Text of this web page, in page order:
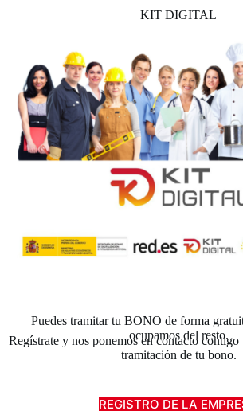
KIT DIGITAL
Puedes tramitar tu BONO de forma
ocupamos del resto.
Regístrate y nos ponemos en contacto contigo
tramitación de tu bono.
REGISTRO DE LA